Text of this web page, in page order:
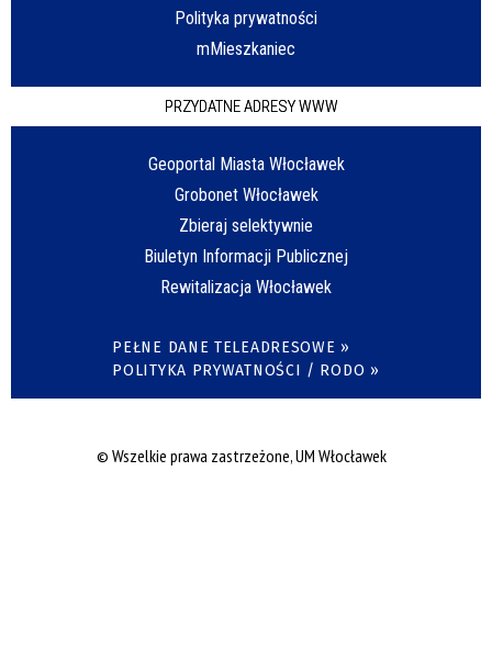
Polityka prywatności
mMieszkaniec
PRZYDATNE ADRESY WWW
Geoportal Miasta Włocławek
Grobonet Włocławek
Zbieraj selektywnie
Biuletyn Informacji Publicznej
Rewitalizacja Włocławek
PEŁNE DANE TELEADRESOWE »
POLITYKA PRYWATNOŚCI / RODO »
© Wszelkie prawa zastrzeżone, UM Włocławek